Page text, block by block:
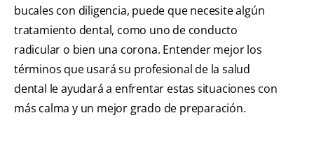
bucales con diligencia, puede que necesite algún
tratamiento dental, como uno de conducto
radicular o bien una corona. Entender mejor los
términos que usará su profesional de la salud
dental le ayudará a enfrentar estas situaciones con
más calma y un mejor grado de preparación.